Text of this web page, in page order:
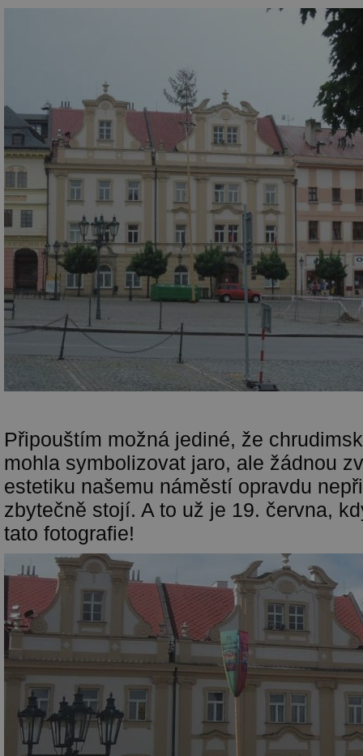
Připouštím možná jediné, že
mohla symbolizovat jaro, ale žádnou
estetiku našemu náměstí opravdu
zbytečně stojí. A to už je 19. června,
tato fotografie!